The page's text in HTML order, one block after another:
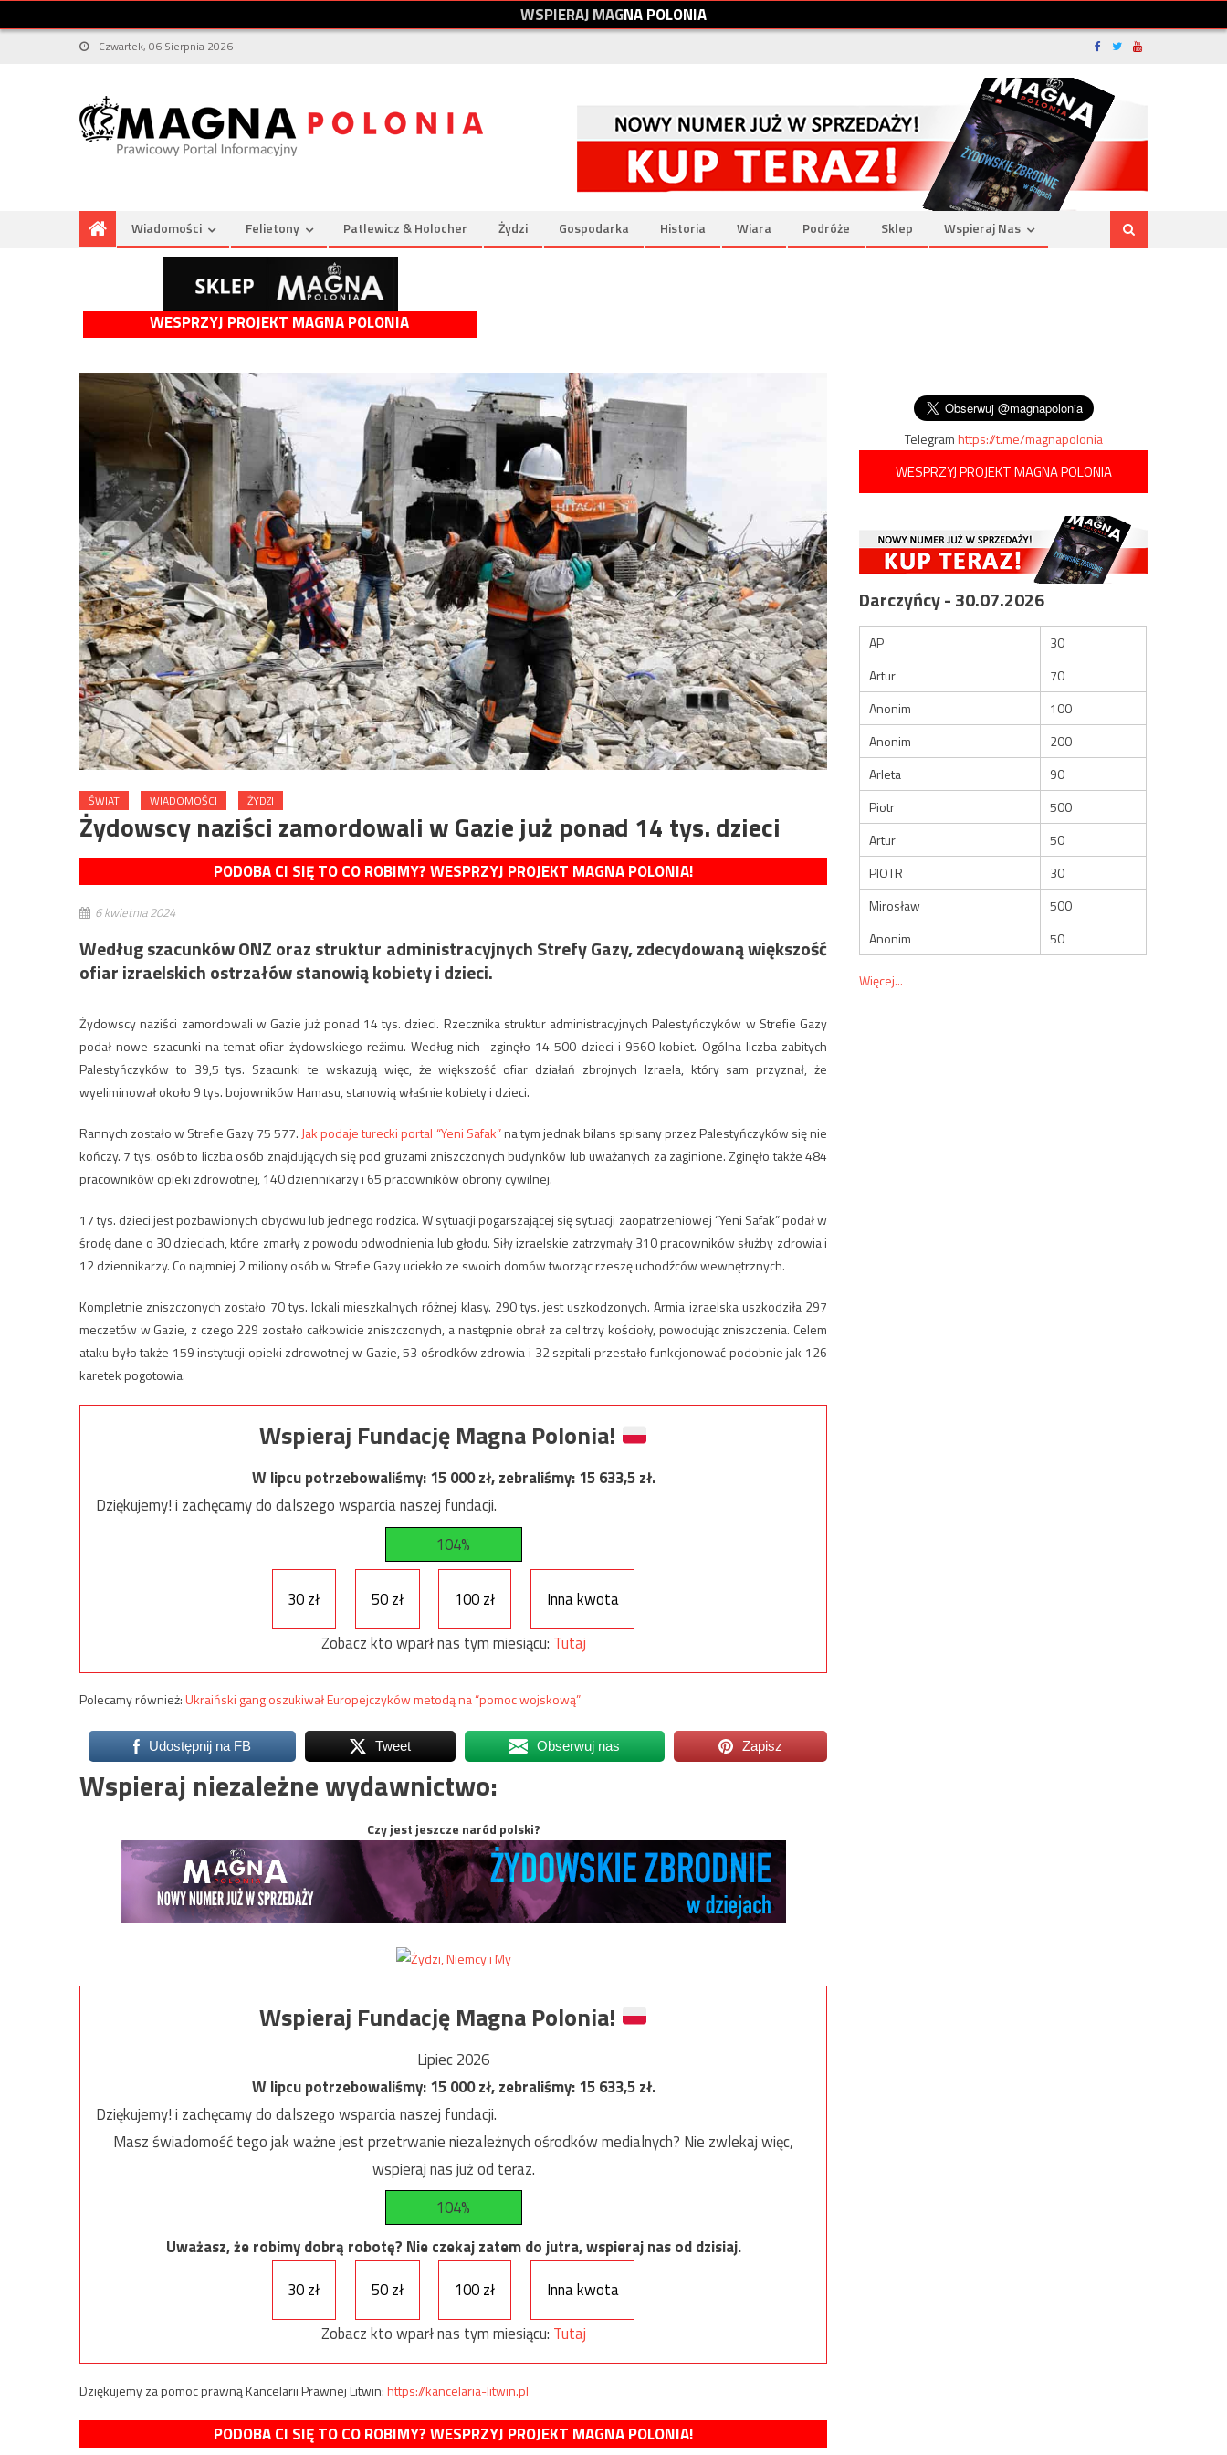
WSPIERAJMAGNAPOLONIA
Czwartek, 06 Sierpnia 2026
Wiadomości Felietony Patlewicz & Holocher Żydzi Gospodarka Historia Wiara Podróże Sklep Wspieraj Nas
WESPRZYJ PROJEKT MAGNA POLONIA
ŚWIAT WIADOMOŚCI ŻYDZI
Żydowscy naziści zamordowali w Gazie już ponad 14 tys. dzieci
PODOBA CI SIĘ TO CO ROBIMY? WESPRZYJ PROJEKT MAGNA POLONIA!
6 kwietnia 2024
Według szacunków ONZ oraz struktur administracyjnych Strefy Gazy, zdecydowaną większość
ofiar izraelskich ostrzałów stanowią kobiety i dzieci.
Żydowscy naziści zamordowali w Gazie już ponad 14 tys. dzieci. Rzecznika struktur administracyjnych Palestyńczyków w Strefie Gazy
podał nowe szacunki na temat ofiar żydowskiego reżimu. Według nich
zginęło 14 500 dzieci i 9560 kobiet. Ogólna liczba zabitych
Palestyńczyków to 39,5 tys. Szacunki te wskazują więc, że większość ofiar działań zbrojnych Izraela, który sam przyznał, że
wyeliminował około 9 tys. bojowników Hamasu, stanowią właśnie kobiety i dzieci.
Rannych zostało w Strefie Gazy 75 577. Jak podaje turecki portal “Yeni Safak”na tym jednak bilans spisany przez Palestyńczyków się nie
kończy. 7 tys. osób to liczba osób znajdujących się pod gruzami zniszczonych budynków lub uważanych za zaginione.Zginęło także 484
pracowników opieki zdrowotnej, 140 dziennikarzy i 65 pracowników obrony cywilnej.
17 tys. dzieci jest pozbawionych obydwu lub jednego rodzica. W sytuacji pogarszającej się sytuacji zaopatrzeniowej “Yeni Safak” podał w
środę dane o 30 dzieciach, które zmarły z powodu odwodnienia lub głodu. Siły izraelskie zatrzymały 310 pracowników służby zdrowia i
12 dziennikarzy. Co najmniej 2 miliony osób w Strefie Gazy uciekło ze swoich domów tworząc rzeszę uchodźców wewnętrznych.
Kompletnie zniszczonych zostało 70 tys. lokali mieszkalnych różnej klasy. 290 tys. jest uszkodzonych. Armia izraelska uszkodziła 297
meczetów w Gazie, z czego 229 zostało całkowicie zniszczonych, a następnie obrał za cel trzy kościoły, powodując zniszczenia. Celem
ataku było także 159 instytucji opieki zdrowotnej w Gazie, 53 ośrodków zdrowia i 32 szpitali przestało funkcjonować podobnie jak 126
karetek pogotowia.
Wspieraj Fundację Magna Polonia!
W lipcu potrzebowaliśmy:15 000zł, zebraliśmy:15 633,5zł.
Dziękujemy! i zachęcamy do dalszego wsparcia naszej fundacji.
104%
30 zł 50 zł 100 zł
Inna kwota
Zobacz kto wparł nas tym miesiącu: Tutaj
Polecamy również:Ukraiński gang oszukiwał Europejczyków metodą na “pomoc wojskową”
Udostępnij na FB Tweet Obserwuj nas Zapisz
Wspieraj niezależne wydawnictwo:
Czy jest jeszcze naród polski?
Wspieraj Fundację Magna Polonia!
Lipiec 2026
W lipcu potrzebowaliśmy:15 000zł, zebraliśmy:15 633,5zł.
Dziękujemy! i zachęcamy do dalszego wsparcia naszej fundacji.
Masz świadomość tego jak ważne jest przetrwanie niezależnych ośrodków medialnych? Nie zwlekaj więc,
wspieraj nas już od teraz.
104%
Uważasz, że robimy dobrą robotę? Nie czekaj zatem do jutra, wspieraj nas od dzisiaj.
30 zł
50 zł 100 zł
Inna kwota
Zobacz kto wparł nas tym miesiącu: Tutaj
Dziękujemy za pomoc prawną Kancelarii Prawnej Litwin:https://kancelaria-litwin.pl
PODOBA CI SIĘ TO CO ROBIMY? WESPRZYJ PROJEKT MAGNA POLONIA!
Telegramhttps://t.me/magnapolonia
WESPRZYJ PROJEKT MAGNA POLONIA
Darczyńcy - 30.07.2026
AP
30
Artur
70
Anonim
100
Anonim
200
Arleta
90
Piotr
500
Artur
50
PIOTR
30
Mirosław
500
Anonim
50
Więcej...